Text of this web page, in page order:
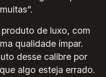
de luxo, com
qualidade ímpar.
desse calibre por
algo esteja errado.